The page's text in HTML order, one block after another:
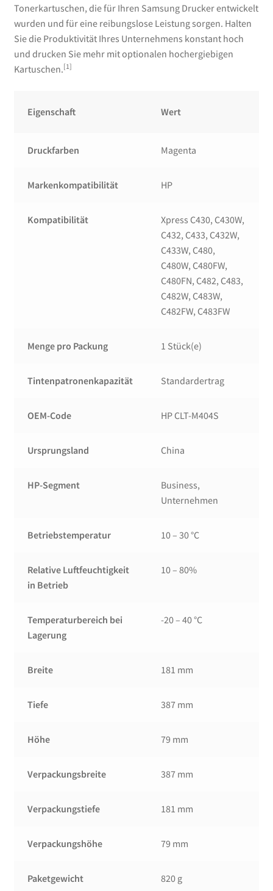
Tonerkartuschen, die für Ihren Samsung Drucker entwickelt
wurden und für eine reibungslose Leistung sorgen. Halten
Sie die Produktivität Ihres Unternehmens konstant hoch
und drucken Sie mehr mit optionalen hochergiebigen
Kartuschen.[1]
Eigenschaft Wert
Druckfarben Magenta
Markenkompatibilität HP
Kompatibilität
Xpress C430, C430W,
C432, C433, C432W,
C433W, C480,
C480W, C480FW,
C480FN, C482, C483,
C482W, C483W,
C482FW, C483FW
Menge pro Packung 1 Stück(e)
Tintenpatronenkapazität Standardertrag
OEM-Code HP CLT-M404S
Ursprungsland China
HP-Segment
Business,
Unternehmen
Betriebstemperatur 10 – 30 °C
Relative Luftfeuchtigkeit
in Betrieb
10 – 80%
Temperaturbereich bei
Lagerung
-20 – 40 °C
Breite 181 mm
Tiefe 387 mm
Höhe 79 mm
Verpackungsbreite 387 mm
Verpackungstiefe 181 mm
Verpackungshöhe 79 mm
Paketgewicht 820 g